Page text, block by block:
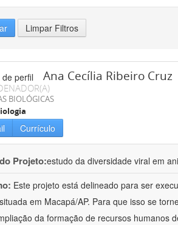
Limpar Filtros
Ana Cecília Ribeiro Cruz
BIOLÓGICAS
Currículo
Projeto:estudo da diversidade viral em
Este projeto está delineado para ser
em Macapá/AP. Para que isso se
da formação de recursos humanos